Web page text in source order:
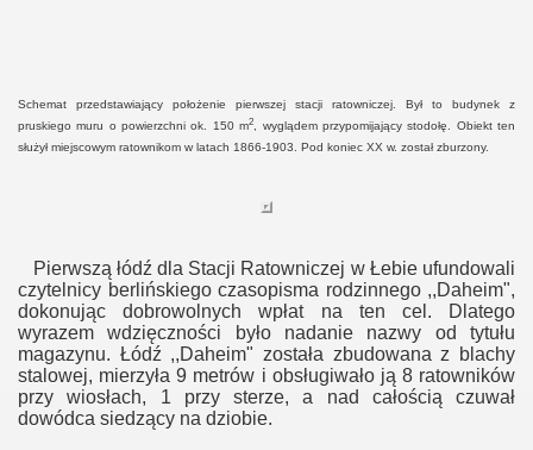
Schemat przedstawiający położenie pierwszej stacji ratowniczej. Był to budynek z
pruskiego muru o powierzchni ok. 150 m2
, wyglądem przypomijający stodołę. Obiekt ten
służył miejscowym ratownikom w latach 1866-1903. Pod koniec XX w. został zburzony.
Pierwszą łódź dla Stacji Ratowniczej w Łebie ufundowali
czytelnicy berlińskiego czasopisma rodzinnego ,,Daheim",
dokonując dobrowolnych wpłat na ten cel. Dlatego
wyrazem wdzięczności było nadanie nazwy od tytułu
magazynu. Łódź ,,Daheim" została zbudowana z blachy
stalowej, mierzyła 9 metrów i obsługiwało ją 8 ratowników
przy wiosłach, 1 przy sterze, a nad całością czuwał
dowódca siedzący na dziobie.